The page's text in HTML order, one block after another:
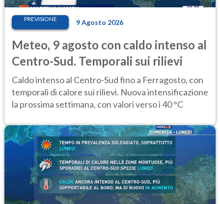
PREVISIONE 9 Agosto 2026
Meteo, 9 agosto con caldo intenso al
Centro-Sud. Temporali sui rilievi
Caldo intenso al Centro-Sud fino a Ferragosto, con
temporali di calore sui rilievi. Nuova intensificazione
la prossima settimana, con valori verso i 40 °C